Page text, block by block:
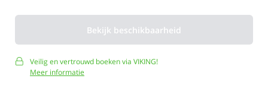
Bekijk beschikbaarheid
Veilig en vertrouwd boeken via VIKING!
Meer informatie